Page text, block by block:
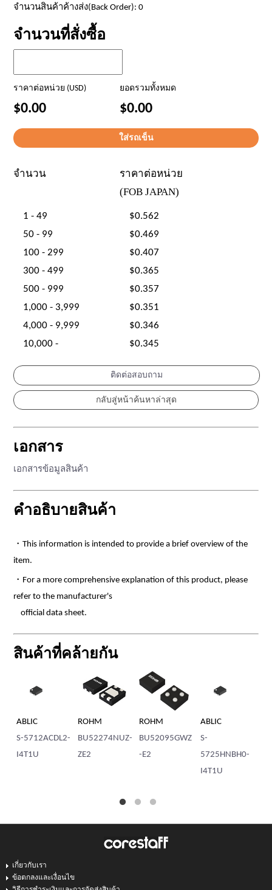
จำนวนสินค้าค้างส่ง(Back Order): 0
จำนวนที่สั่งซื้อ
ราคาต่อหน่วย (USD) ยอดรวมทั้งหมด
$0.00 $0.00
จำนวน
ราคาต่อหน่วย
(FOB JAPAN)
1 - 49
$0.562
50 - 99
$0.469
100 - 299
$0.407
300 - 499
$0.365
500 - 999
$0.357
1,000 - 3,999
$0.351
4,000 - 9,999
$0.346
10,000 -
$0.345
ติดต่อสอบถาม
เอกสาร
เอกสารข้อมูลสินค้า
คำอธิบายสินค้า
・This information is intended to provide a brief overview of the
item.
・For a more comprehensive explanation of this product, please
refer to the manufacturer's
official data sheet.
สินค้าที่คล้ายกัน
ABLIC
S-5712ACDL2-
I4T1U
ROHM
BU52274NUZ-
ZE2
ROHM
BU52095GWZ
-E2
ABLIC
S-
5725HNBH0-
I4T1U
เกี่ยวกับเรา
ข้อตกลงและเงื่อนไข